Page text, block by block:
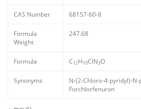
CAS Number 68157-60-8
Formula
Weight
247.68
Formula C12H10ClN3O
Synonyms
N-(2-Chloro-4-pyridyl)-
Forchlorfenuron